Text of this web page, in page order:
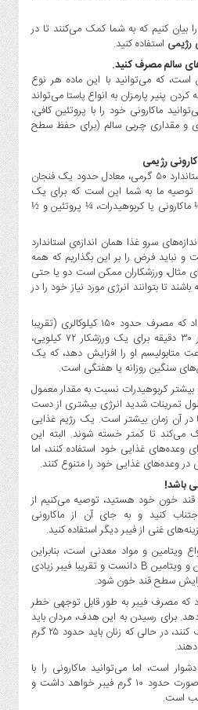
بیان کنیم که به شما کمک می‌کنند تا در
رژیمی استفاده کنید.
است، که می‌توانید با این ماده هر نوع
پنیر پارمزان به انواعپاستا می‌تواند
ماکارونی خود را با پروتئین کافی،
و مقداری چربی سالم (برای حفظ سطح
به طور کلی، یک وعده غذایی استاندارد ۵۰ گرمی، معادل حدود یک فنجان
توصیه ما به شما این است که برای یک
یا کربوهیدرات، ¼ پروتئین و ½
سرو غذا همان اندازه‌ی استاندارد
نباید فرض را بر این بگذاریم که همه
مثال، ورزشکاران ممکن است دو یا حتی
تا بتوانند انرژی مورد نیاز خود را در
مطالعه‌ای در سال ۲۰۱۸ نشان داد که مصرف حدود ۱۵۰ کیلوکالری (تقریبا
معادل یک فنجان پاستا) در هر ۳۰ دقیقه برای یک ورزشکار ۷۲ کیلویی،
متابولیسم او را افزایش دهد، که یک
سنگین روزانه یا هفتگی است.
باید ۶۵ درصد بیشتر کربوهیدرات نسبت به مقدار معمول
تمرینات شدید انرژی بیشتری از دست
آن زمان بیشتر است. یک رژیم غذایی
می‌کند تا کمتر خسته شوند. البته این
وعده‌های غذایی خود استفاده کنند، اما
وعده‌های غذایی خود را متنوع کنند.
قند خون خود هستید، توصیه می‌کنیم از
کنید و به جای آن از ماکارونی
غنی از فیبر دیگر استفاده کنید.
ویتامین و مواد معدنی است، بنابراین
می‌توان آن را ماده‌ای غنی از آهن و ویتامین B دانست و تقریبا فیبر زیادی
سطح قند خون شود.
سال ۲۰۱۸ نشان داد که مصرف فیبر به طور قابل توجهی خطر
را کاهش می‌دهد. برای رسیدن به این هدف، مردان باید
حدود ۳۸ گرم فیبر در روز مصرف کنند، در حالی که زنان باید حدود ۲۵ گرم
دهند.
است، اما می‌توانید ماکارونی را با
سبزیجات آماده کنید که در این صورت حدود ۱۰ گرم فیبر خواهد داشت و
است.